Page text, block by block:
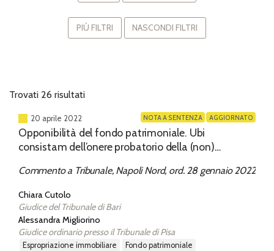
PIÙ FILTRI NASCONDI FILTRI
Trovati 26 risultati
20 aprile 2022 AGGIORNATO
NOTA A SENTENZA
Opponibilità del fondo patrimoniale. Ubi
consistam dell’onere probatorio della (non)
della famiglia alla luce di cass., 08 Febbraio 2021, n.
2904
Commento a Tribunale, Napoli Nord, ord. 28 gennaio 2022
Chiara Cutolo
Giudice del Tribunale di Bari
Alessandra Migliorino
Giudice ordinario presso il Tribunale di Pisa
espropriazione immobiliare
fondo patrimoniale